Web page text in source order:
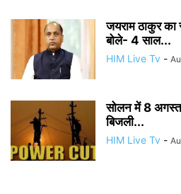
जयराम ठाकुर का
बोले- 4 साल...
HIM Live Tv -
सोलन में 8
बिजली...
HIM Live Tv -